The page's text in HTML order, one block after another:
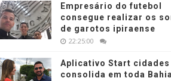
Empresário do futebol
consegue realizar os
de garotos ipiraense
22:25:00
Aplicativo Start cidades
consolida em toda